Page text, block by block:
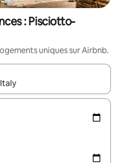
: Pisciotto-
uniques sur Airbnb.
parcourez-les en utilisant